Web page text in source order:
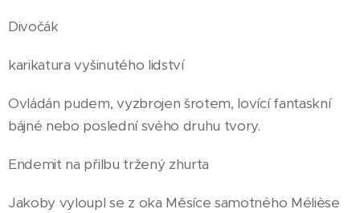
Divočák
karikatura vyšinutého lidství
Ovládán pudem, vyzbrojen šrotem, lovící fantaskní
bájné nebo poslední svého druhu tvory.
Endemit na přilbu tržený zhurta
Jakoby vyloupl se z oka Měsíce samotného Mélièse